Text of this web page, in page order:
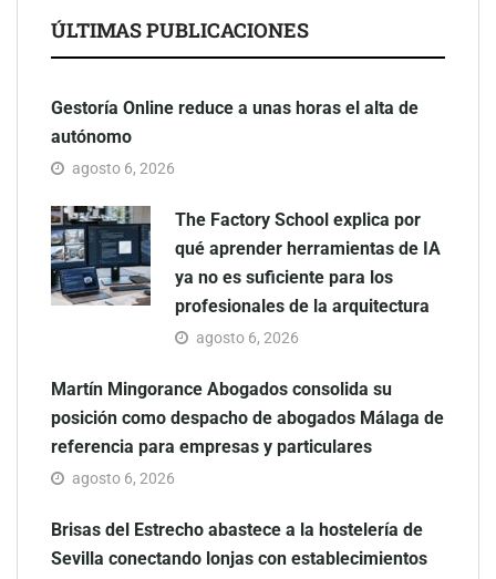
ÚLTIMAS PUBLICACIONES
Gestoría Online reduce a unas horas el alta de
autónomo
agosto 6, 2026
The Factory School explica por
qué aprender herramientas de IA
ya no es suficiente para los
profesionales de la arquitectura
agosto 6, 2026
Martín Mingorance Abogados consolida su
posición como despacho de abogados Málaga de
referencia para empresas y particulares
agosto 6, 2026
Brisas del Estrecho abastece a la hostelería de
Sevilla conectando lonjas con establecimientos